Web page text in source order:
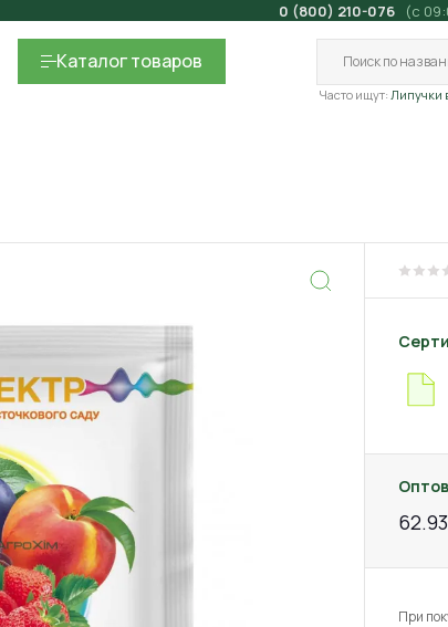
0 (800) 210-076 (с
Каталогтоваров
Часто ищут: Липучки
62.93
При